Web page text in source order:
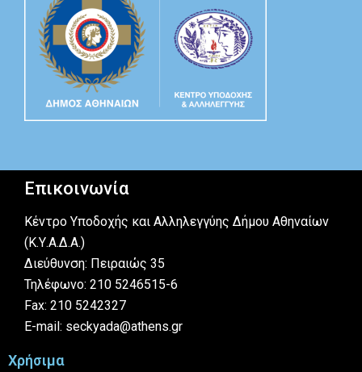
Επικοινωνία
Κέντρο Υποδοχής και Αλληλεγγύης Δήμου Αθηναίων
(Κ.Υ.Α.Δ.Α.)
Διεύθυνση: Πειραιώς 35
Τηλέφωνο: 210 5246515-6
Fax: 210 5242327
E-mail: seckyada@athens.gr
Χρήσιμα